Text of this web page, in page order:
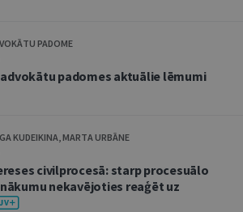
PADOME
padomes aktuālie lēmumi
KUDEIKINA, MARTA URBĀNE
civilprocesā: starp procesuālo
nekavējoties reaģēt uz